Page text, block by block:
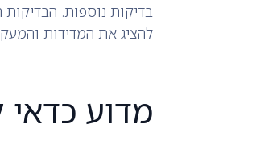
בדיקות נוספות.
להציג את המדידות
מדוע